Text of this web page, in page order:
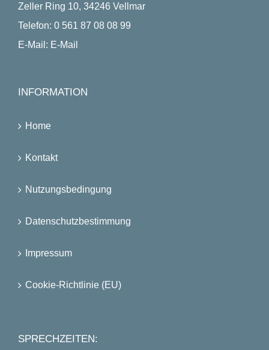
Zeller Ring 10, 34246 Vellmar
Telefon: 0 561 87 08 08 99
E-Mail: E-Mail
INFORMATION
Home
Kontakt
Nutzungsbedingung
Datenschutzbestimmung
Impressum
Cookie-Richtlinie (EU)
SPRECHZEITEN: